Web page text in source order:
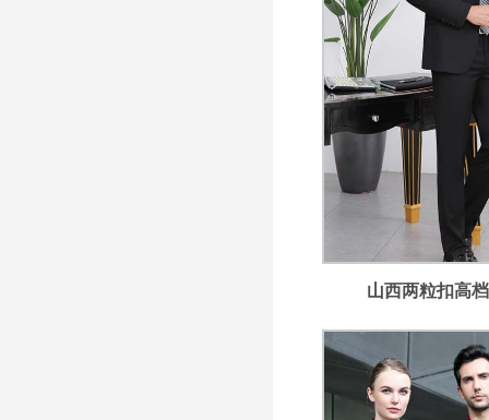
山西两粒扣高